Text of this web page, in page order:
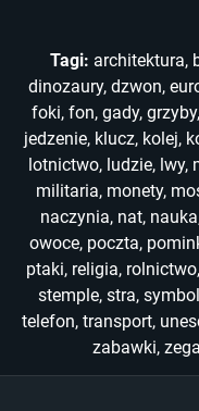
Tagi: architektura,
dinozaury, dzwon,
foki, fon, gady, grzyby,
jedzenie, klucz, kolej,
lotnictwo, ludzie, lwy,
militaria, monety,
naczynia, nat, nauka
owoce, poczta,
ptaki, religia, rolnictwo,
stemple, stra,
telefon, transport,
zabawki,